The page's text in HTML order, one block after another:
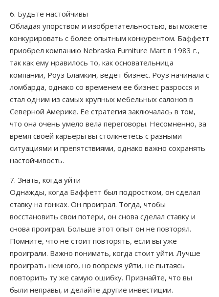
6. Будьте настойчивы
Обладая упорством и изобретательностью, вы можете
конкурировать с более опытным конкурентом. Баффетт
приобрел компанию Nebraska Furniture Mart в 1983 г.,
так как ему нравилось то, как основательница
компании, Роуз Бламкин, ведет бизнес. Роуз начинала с
ломбарда, однако со временем ее бизнес разросся и
стал одним из самых крупных мебельных салонов в
Северной Америке. Ее стратегия заключалась в том,
что она очень умело вела переговоры. Несомненно, за
время своей карьеры вы столкнетесь с разными
ситуациями и препятствиями, однако важно сохранять
настойчивость.
7. Знать, когда уйти
Однажды, когда Баффетт был подростком, он сделал
ставку на гонках. Он проиграл. Тогда, чтобы
восстановить свои потери, он снова сделал ставку и
снова проиграл. Больше этот опыт он не повторял.
Помните, что не стоит повторять, если вы уже
проиграли. Важно понимать, когда стоит уйти. Лучше
проиграть немного, но вовремя уйти, не пытаясь
повторить ту же самую ошибку. Признайте, что вы
были неправы, и делайте другие инвестиции.